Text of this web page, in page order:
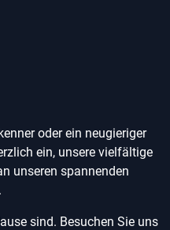
oder ein neugieriger
ein, unsere vielfältige
unseren spannenden
sind. Besuchen Sie uns